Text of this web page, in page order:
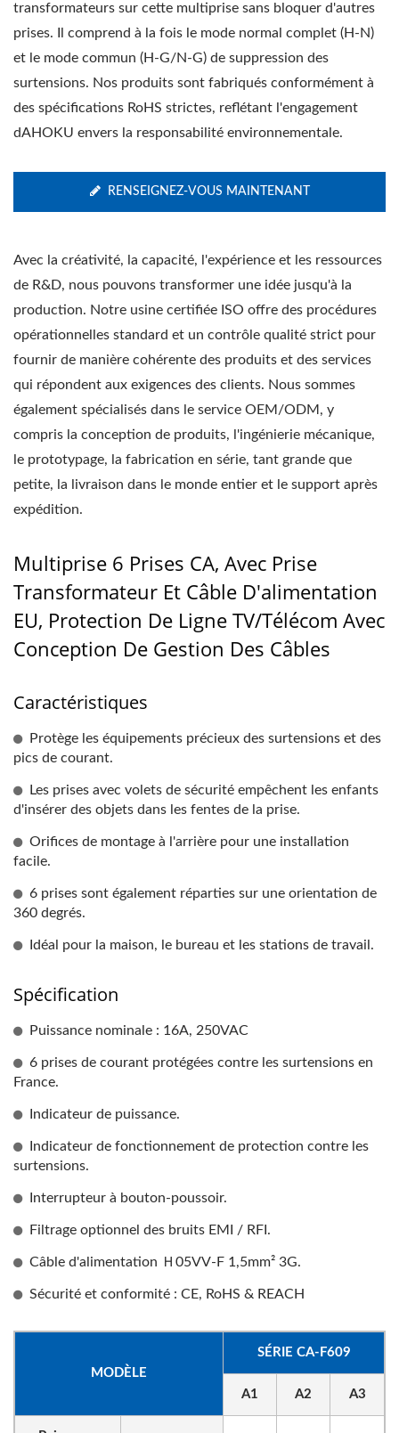
transformateurs sur cette multiprise sans bloquer d'autres
prises. Il comprend à la fois le mode normal complet (H-N)
et le mode commun (H-G/N-G) de suppression des
surtensions. Nos produits sont fabriqués conformément à
des spécifications RoHS strictes, reflétant l'engagement
dAHOKU envers la responsabilité environnementale.
RENSEIGNEZ-VOUS MAINTENANT
Avec la créativité, la capacité, l'expérience et les ressources
de R&D, nous pouvons transformer une idée jusqu'à la
production. Notre usine certifiée ISO offre des procédures
opérationnelles standard et un contrôle qualité strict pour
fournir de manière cohérente des produits et des services
qui répondent aux exigences des clients. Nous sommes
également spécialisés dans le service OEM/ODM, y
compris la conception de produits, l'ingénierie mécanique,
le prototypage, la fabrication en série, tant grande que
petite, la livraison dans le monde entier et le support après
expédition.
Multiprise 6 Prises CA, Avec Prise
Transformateur Et Câble D'alimentation
EU, Protection De Ligne TV/Télécom Avec
Conception De Gestion Des Câbles
Caractéristiques
Protège les équipements précieux des surtensions et des
pics de courant.
Les prises avec volets de sécurité empêchent les enfants
d'insérer des objets dans les fentes de la prise.
Orifices de montage à l'arrière pour une installation
facile.
6 prises sont également réparties sur une orientation de
360 degrés.
Idéal pour la maison, le bureau et les stations de travail.
Spécification
Puissance nominale : 16A, 250VAC
6 prises de courant protégées contre les surtensions en
France.
Indicateur de puissance.
Indicateur de fonctionnement de protection contre les
surtensions.
Interrupteur à bouton-poussoir.
Filtrage optionnel des bruits EMI / RFI.
Câble d'alimentation Ｈ05VV-F 1,5mm² 3G.
Sécurité et conformité : CE, RoHS & REACH
MODÈLE
SÉRIE CA-F609
A1 A2 A3